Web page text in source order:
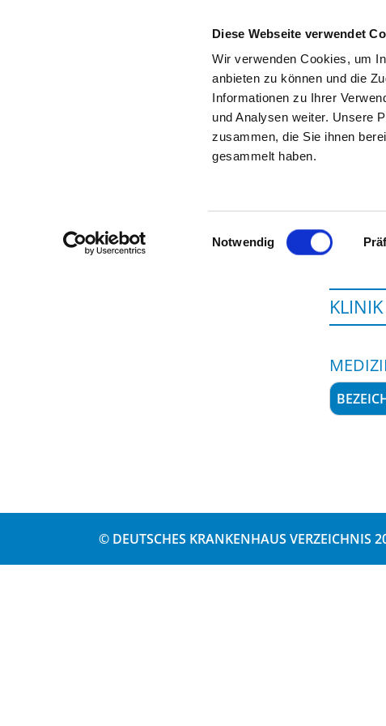
Diese Webseite verwendet
Wir verwenden Cookies, um
anbieten zu können und die
Informationen zu Ihrer
und Analysen weiter. Unsere
zusammen, die Sie ihnen
gesammelt haben.
Einwilligungsauswahl
Notwendig
Startseite der Fachabteilung
© DEUTSCHES KRANKENHAUS VERZEICHNIS